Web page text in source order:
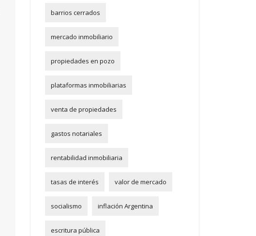
barrios cerrados
mercado inmobiliario
propiedades en pozo
plataformas inmobiliarias
venta de propiedades
gastos notariales
rentabilidad inmobiliaria
tasas de interés valor de mercado
socialismo inflación Argentina
escritura pública